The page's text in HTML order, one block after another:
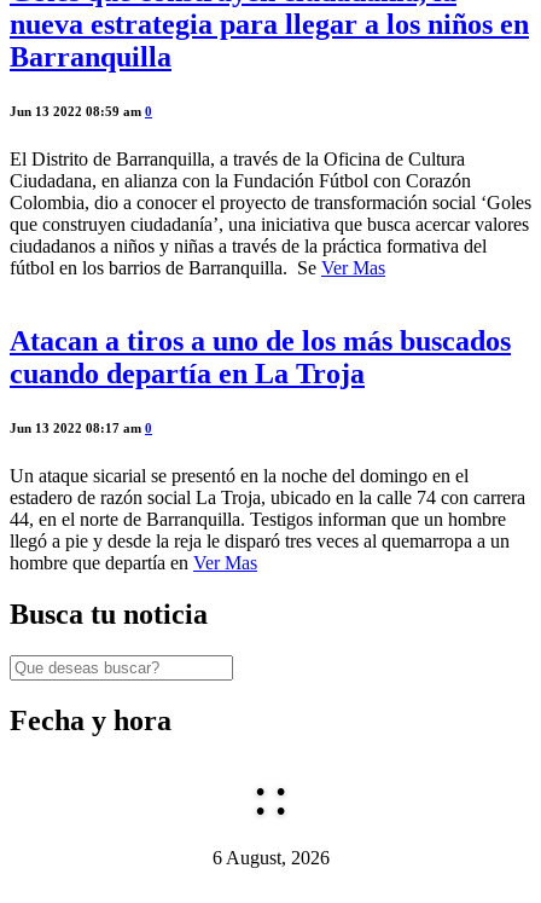
nueva estrategia para llegar a los niños en
Barranquilla
Jun 13 2022 08:59 am 0
El Distrito de Barranquilla, a través de la Oficina de Cultura
Ciudadana, en alianza con la Fundación Fútbol con Corazón
Colombia, dio a conocer el proyecto de transformación social ‘Goles
que construyen ciudadanía’, una iniciativa que busca acercar valores
ciudadanos a niños y niñas a través de la práctica formativa del
fútbol en los barrios de Barranquilla. Se Ver Mas
Atacan a tiros a uno de los más buscados
cuando departía en La Troja
Jun 13 2022 08:17 am 0
Un ataque sicarial se presentó en la noche del domingo en el
estadero de razón social La Troja, ubicado en la calle 74 con carrera
44, en el norte de Barranquilla. Testigos informan que un hombre
llegó a pie y desde la reja le disparó tres veces al quemarropa a un
hombre que departía en Ver Mas
Busca tu noticia
Fecha y hora
::
6 August, 2026